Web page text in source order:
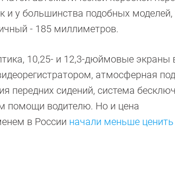
и у большинства подобных моделей,
- 185 миллиметров.
10,25- и 12,3-дюймовые экраны
атмосферная
передних сидений, система
помощи водителю. Но и цена
в России начали меньше ценить